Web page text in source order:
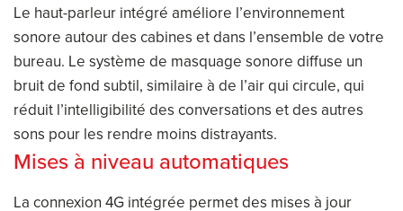
Le haut-parleur intégré améliore l’environnement
sonore autour des cabines et dans l’ensemble de votre
bureau. Le système de masquage sonore diffuse un
bruit de fond subtil, similaire à de l’air qui circule, qui
réduit l’intelligibilité des conversations et des autres
sons pour les rendre moins distrayants.
Mises à niveau automatiques
La connexion 4G intégrée permet des mises à jour